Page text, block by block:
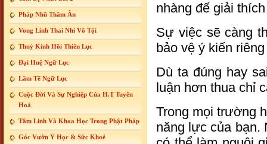
Pháp Nhũ Thâm Ân
Vong Linh Thai Nhi Vô Tội
Thuỷ Kính Hồi Thiên Lục
Đại Huệ Ngữ Lục
Lâm Tế Ngữ Lục
Cuộc Đời Và Sự Nghiệp Của H.T Tuyên
Hoá
Tâm Linh Và Khoa Học Trong Phật Pháp
Góc Vườn Y Học & Sức Khoẻ
nhàng để giải
Sự việc sẽ càng
bảo vệ ý kiến
Dù ta đúng hay
luận hơn thua chỉ
Trong mọi trường
năng lực của bạn.